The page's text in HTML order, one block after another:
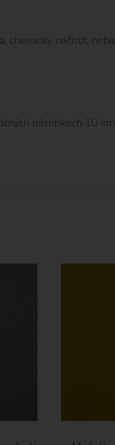
chemicky nečistiť,
násobkoch 10